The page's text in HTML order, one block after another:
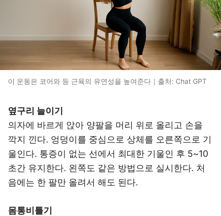
이 운동은 코어와 등 근육의 유연성을 높여준다｜출처: Chat GPT
옆구리 늘이기
의자에 바르게 앉아 양팔을 머리 위로 올리고 손을
깍지 낀다. 엉덩이를 중심으로 상체를 오른쪽으로 기
울인다. 통증이 없는 선에서 최대한 기울인 후 5~10
초간 유지한다. 왼쪽도 같은 방법으로 실시한다. 처
음에는 한 팔만 올려서 해도 된다.
몸통비틀기